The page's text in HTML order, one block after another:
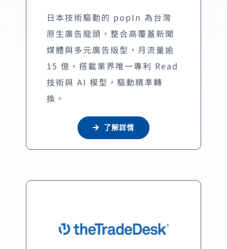
日本技術驅動的 popIn 為台灣
原生廣告龍頭，整合高覆蓋新聞
媒體與多元廣告版型，月流量逾
15 億，搭載業界唯一專利 Read
技術與 AI 模型，驅動精準轉
換。
了解詳情